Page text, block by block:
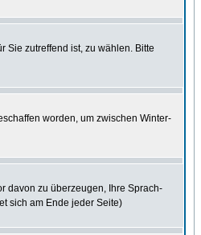
Sie zutreffend ist, zu wählen. Bitte
worden, um zwischen Winter-
davon zu überzeugen, Ihre Sprach-
sich am Ende jeder Seite)